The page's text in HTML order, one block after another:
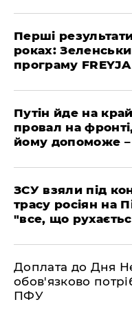
Перші
роках:
програму FREYJA
Путін йде на
провал на
йому допоможе –
ЗСУ взяли під
трасу росіян на
"все, що
Доплата до Дня
обов'язково
ПФУ